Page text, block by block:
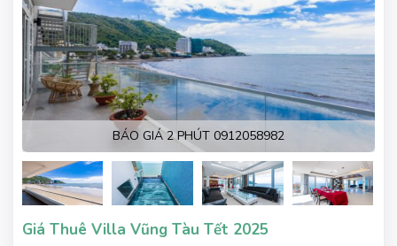
BÁO GIÁ 2 PHÚT 0912058982
Giá Thuê Villa Vũng Tàu Tết 2025